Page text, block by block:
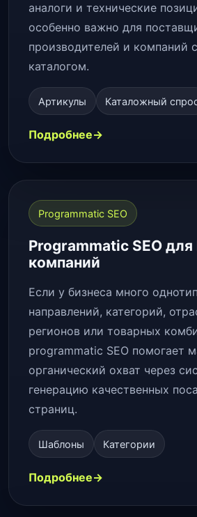
аналоги и технические
особенно важно для
производителей и компаний
каталогом.
Артикулы Каталожный
Подробнее
Programmatic SEO
Programmatic SEO для
компаний
Если у бизнеса много
направлений, категорий,
регионов или товарных
programmatic SEO помогает
органический охват через
генерацию качественных
страниц.
Шаблоны Категории
Подробнее